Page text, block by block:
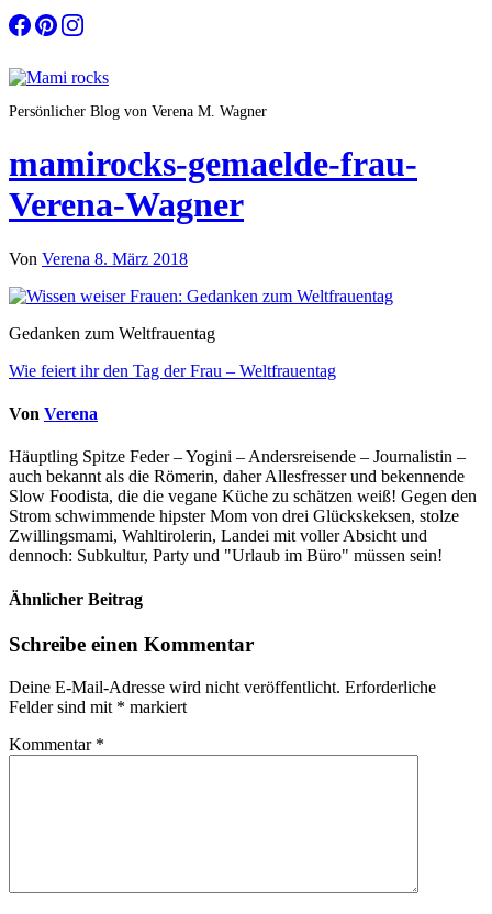
Zum
Inhalt
Persönlicher Blog von Verena M. Wagner
mamirocks-gemaelde-frau-
Verena-Wagner
Von Verena 8. März 2018
Gedanken zum Weltfrauentag
Beitragsnavigation
Wie feiert ihr den Tag der Frau – Weltfrauentag
Von Verena
Häuptling Spitze Feder – Yogini – Andersreisende – Journalistin –
auch bekannt als die Römerin, daher Allesfresser und bekennende
Slow Foodista, die die vegane Küche zu schätzen weiß! Gegen den
Strom schwimmende hipster Mom von drei Glückskeksen, stolze
Zwillingsmami, Wahltirolerin, Landei mit voller Absicht und
dennoch: Subkultur, Party und "Urlaub im Büro" müssen sein!
Ähnlicher Beitrag
Schreibe einen Kommentar
Deine E-Mail-Adresse wird nicht veröffentlicht. Erforderliche
Felder sind mit * markiert
Kommentar *